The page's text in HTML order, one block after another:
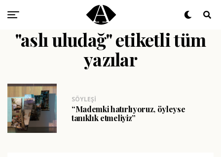
"aslı uludağ" etiketli tüm
yazılar
SÖYLEŞI
“Mademki hatırlıyoruz, öyleyse
tanıklık etmeliyiz”